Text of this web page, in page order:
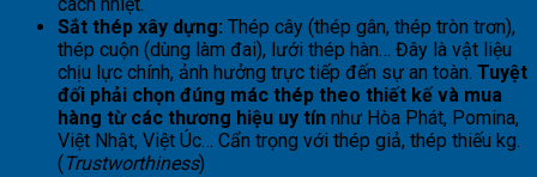
cách nhiệt.
Sắt thép xây dựng: Thép cây (thép gân, thép tròn trơn),
thép cuộn (dùng làm đai), lưới thép hàn… Đây là vật liệu
chịu lực chính, ảnh hưởng trực tiếp đến sự an toàn. Tuyệt
đối phải chọn đúng mác thép theo thiết kế và mua
hàng từ các thương hiệu uy tín như Hòa Phát, Pomina,
Việt Nhật, Việt Úc… Cẩn trọng với thép giả, thép thiếu kg.
( Trustworthiness)